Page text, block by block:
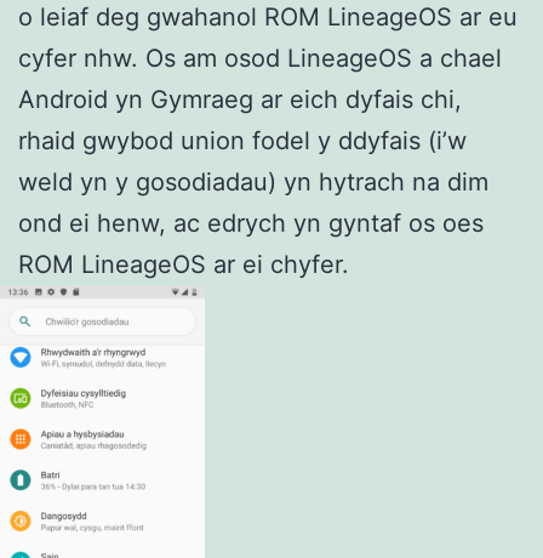
o leiaf deg gwahanol ROM LineageOS ar eu
cyfer nhw. Os am osod LineageOS a chael
Android yn Gymraeg ar eich dyfais chi,
rhaid gwybod union fodel y ddyfais (i’w
weld yn y gosodiadau) yn hytrach na dim
ond ei henw, ac edrych yn gyntaf os oes
ROM LineageOS ar ei chyfer.